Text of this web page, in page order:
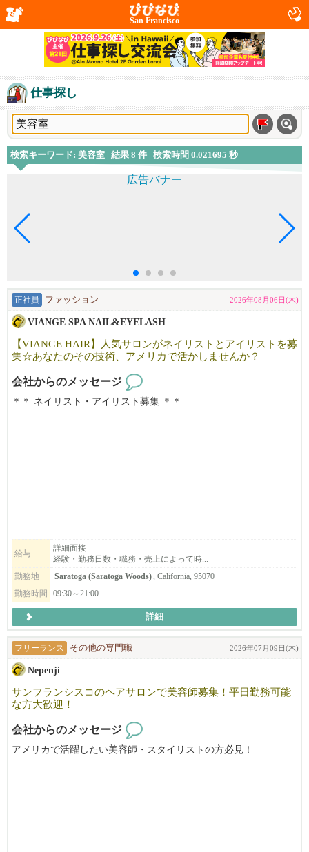
San Francisco
仕事探し
検索キーワード: 美容室 | 結果 8 件 | 検索時間 0.021695 秒
正社員 ファッション 2026年08月06日(木)
VIANGE SPA NAIL&EYELASH
【VIANGE HAIR】人気サロンがネイリストとアイリストを募
集☆あなたのその技術、アメリカで活かしませんか？
会社からのメッセージ
＊＊ ネイリスト・アイリスト募集 ＊＊
働き方に合わせてフレックスに対応できるのが弊社の特徴です。
まずはお気軽にご連絡下さい。ご応募お待ちしております。
給与
詳細面接
経験・勤務日数・職務・売上によって時...
勤務地
Saratoga (Saratoga Woods), California, 95070
勤務時間
09:30～21:00
詳細
フリーランス その他の専門職 2026年07月09日(木)
Nepenji
サンフランシスコのヘアサロンで美容師募集！平日勤務可能
な方大歓迎！
会社からのメッセージ
アメリカで活躍したい美容師・スタイリストの方必見！